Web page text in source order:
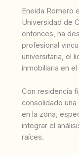
Eneida Romero
Universidad de
entonces, ha
profesional
universitaria, el
inmobiliaria en
Con residencia
consolidado
en la zona,
integrar el
raíces.